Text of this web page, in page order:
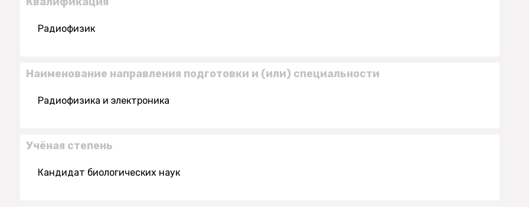
Радиофизик
Наименование направления подготовки и (или) специальности
Радиофизика и электроника
Учёная степень
Кандидат биологических наук